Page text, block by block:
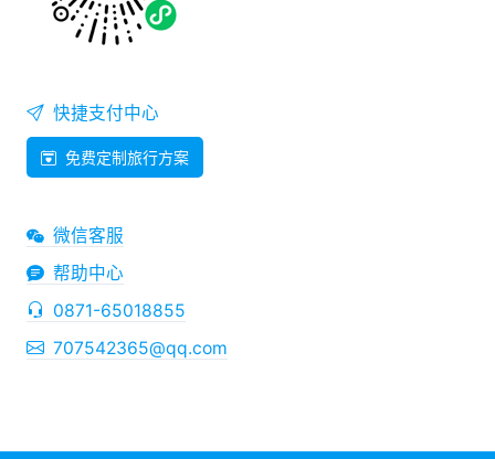
快捷支付中心
免费定制旅行方案
微信客服
帮助中心
0871-65018855
707542365@qq.com